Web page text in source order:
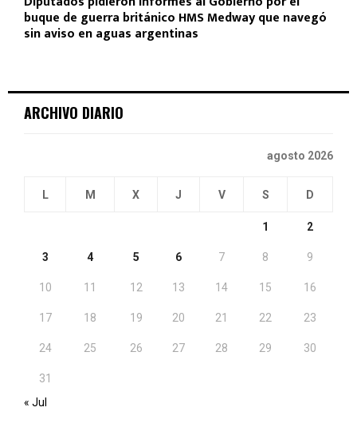
buque de guerra británico HMS Medway que navegó
sin aviso en aguas argentinas
ARCHIVO DIARIO
agosto 2026
L M X J V S D
1 2
3 4 5 6 7 8 9
10 11 12 13 14 15 16
17 18 19 20 21 22 23
24 25 26 27 28 29 30
31
« Jul